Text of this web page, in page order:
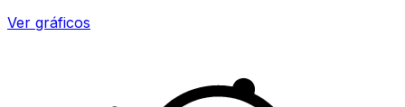
Ver gráficos